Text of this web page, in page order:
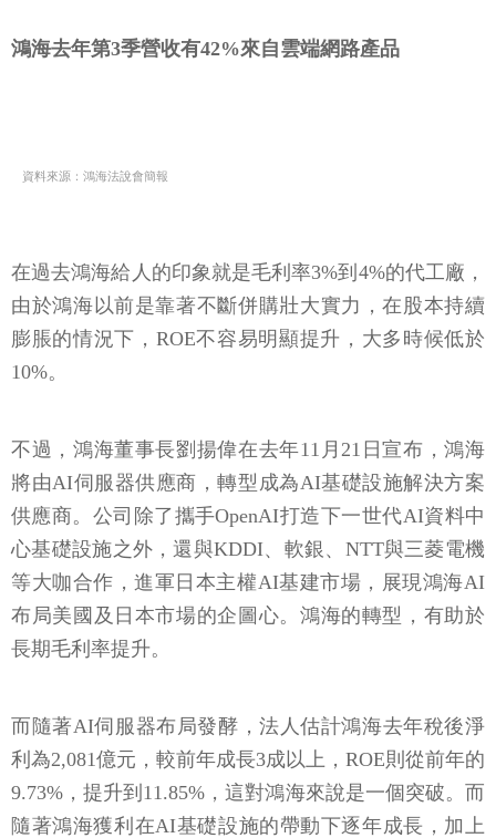
鴻海去年第3季營收有42%來自雲端網路產品
資料來源：鴻海法說會簡報
在過去鴻海給人的印象就是毛利率3%到4%的代工廠，
由於鴻海以前是靠著不斷併購壯大實力，在股本持續
膨脹的情況下，ROE不容易明顯提升，大多時候低於
10%。
不過，鴻海董事長劉揚偉在去年11月21日宣布，鴻海
將由AI伺服器供應商，轉型成為AI基礎設施解決方案
供應商。公司除了攜手OpenAI打造下一世代AI資料中
心基礎設施之外，還與KDDI、軟銀、NTT與三菱電機
等大咖合作，進軍日本主權AI基建市場，展現鴻海AI
布局美國及日本市場的企圖心。鴻海的轉型，有助於
長期毛利率提升。
而隨著AI伺服器布局發酵，法人估計鴻海去年稅後淨
利為2,081億元，較前年成長3成以上，ROE則從前年的
9.73%，提升到11.85%，這對鴻海來說是一個突破。而
隨著鴻海獲利在AI基礎設施的帶動下逐年成長，加上